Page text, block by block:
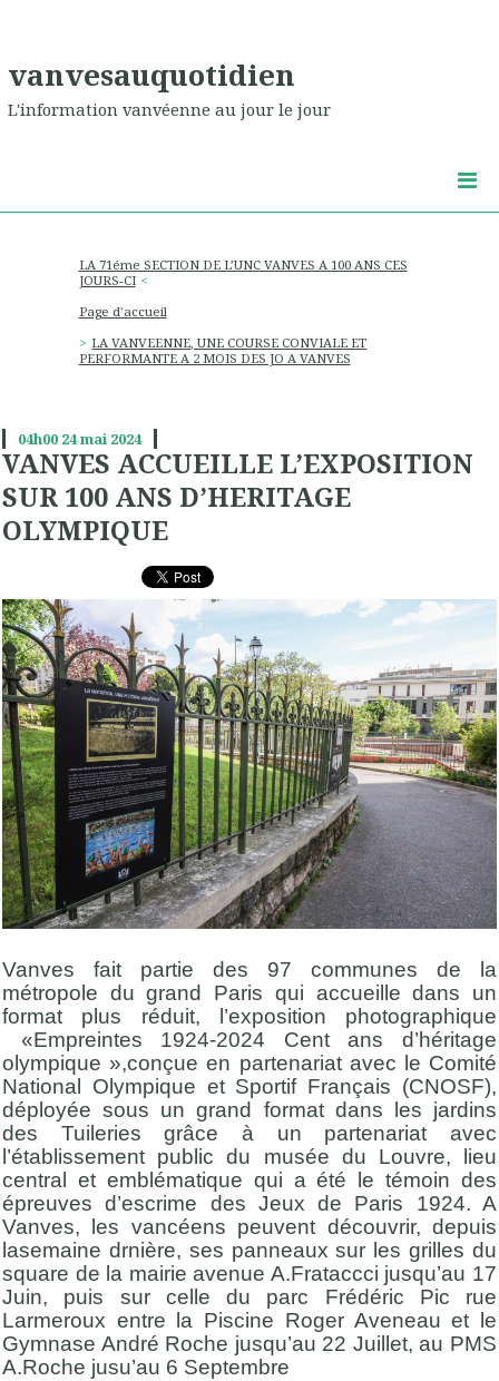
vanvesauquotidien
L'information vanvéenne au jour le jour
LA 71éme SECTION DE L’UNC VANVES A 100 ANS CES
JOURS-CI
Page d'accueil
LA VANVEENNE, UNE COURSE CONVIALE ET
PERFORMANTE A 2 MOIS DES JO A VANVES
04h00 24mai 2024
VANVES ACCUEILLE L’EXPOSITION
SUR 100 ANS D’HERITAGE
OLYMPIQUE
Vanves fait partie des 97 communes de la
métropole du grand Paris qui accueille dans un
format plus réduit, l’exposition photographique
«Empreintes 1924-2024 Cent ans d’héritage
olympique »,conçue en partenariat avec le Comité
National Olympique et Sportif Français (CNOSF),
déployée sous un grand format dans les jardins
des Tuileries grâce à un partenariat avec
l’établissement public du musée du Louvre, lieu
central et emblématique qui a été le témoin des
épreuves d’escrime des Jeux de Paris 1924. A
Vanves, les vancéens peuvent découvrir, depuis
lasemaine drnière, ses panneaux sur les grilles du
square de la mairie avenue A.Frataccci jusqu’au 17
Juin, puis sur celle du parc Frédéric Pic rue
Larmeroux entre la Piscine Roger Aveneau et le
Gymnase André Roche jusqu’au 22 Juillet, au PMS
A.Roche jusu’au 6 Septembre